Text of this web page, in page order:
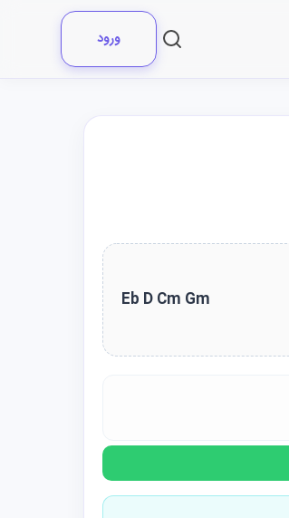
ورود
Eb D Cm Gm